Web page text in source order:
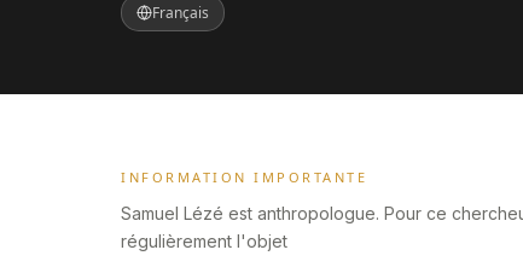
Français
INFORMATION IMPORTANTE
Samuel Lézé est anthropologue. Pour ce
régulièrement l'objet